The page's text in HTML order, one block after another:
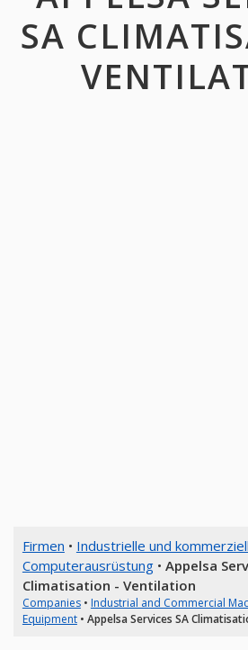
SA
Firmen • Industrielle und
Computerausrüstung• Appelsa
Climatisation - Ventilation
Companies• Industrial and Commercial
Equipment• Appelsa Services SA